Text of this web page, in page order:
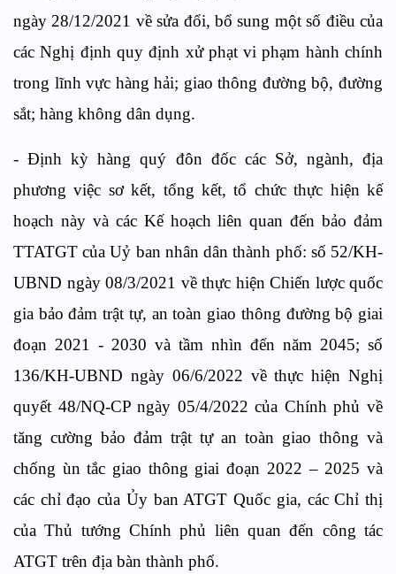
ngày 28/12/2021 về sửa đổi, bổ sung một số điều của
các Nghị định quy định xử phạt vi phạm hành chính
trong lĩnh vực hàng hải; giao thông đường bộ, đường
sắt; hàng không dân dụng.
- Định kỳ hàng quý đôn đốc các Sở, ngành, địa
phương việc sơ kết, tổng kết, tổ chức thực hiện kế
hoạch này và các Kế hoạch liên quan đến bảo đảm
TTATGT của Uỷ ban nhân dân thành phố: số 52/KH-
UBND ngày 08/3/2021 về thực hiện Chiến lược quốc
gia bảo đảm trật tự, an toàn giao thông đường bộ giai
đoạn 2021 - 2030 và tầm nhìn đến năm 2045; số
136/KH-UBND ngày 06/6/2022 về thực hiện Nghị
quyết 48/NQ-CP ngày 05/4/2022 của Chính phủ về
tăng cường bảo đảm trật tự an toàn giao thông và
chống ùn tắc giao thông giai đoạn 2022 – 2025 và
các chỉ đạo của Ủy ban ATGT Quốc gia, các Chỉ thị
của Thủ tướng Chính phủ liên quan đến công tác
ATGT trên địa bàn thành phố.